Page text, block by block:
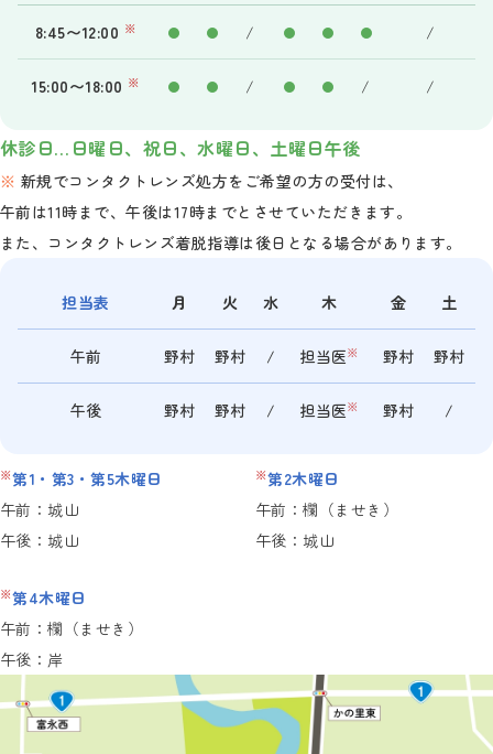
8:45〜12:00 ※ / /
15:00〜18:00 ※ / / /
休診日…日曜日、祝日、水曜日、土曜日午後
新規でコンタクトレンズ処方をご希望の方の受付は、
午前は11時まで、午後は17時までとさせていただきます。
また、コンタクトレンズ着脱指導は後日となる場合があります。
担当表 月 火 水 木 金 土
午前 野村 野村 / 担当医※ 野村 野村
午後 野村 野村 / 担当医※ 野村 /
※第1・第3・第5木曜日
午前：城山
午後：城山
※第2木曜日
午前：欄（ませき）
午後：城山
※第4木曜日
午前：欄（ませき）
午後：岸